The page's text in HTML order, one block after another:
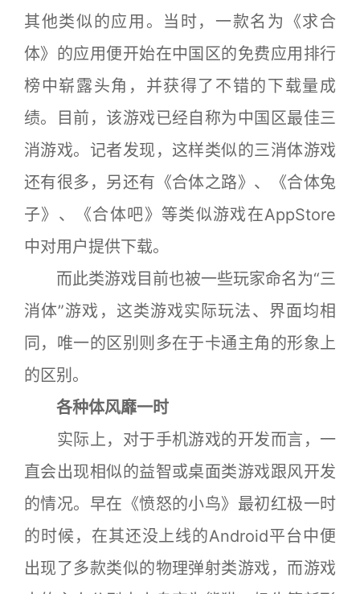
其他类似的应用。当时，一款名为《求合
体》的应用便开始在中国区的免费应用排行
榜中崭露头角，并获得了不错的下载量成
绩。目前，该游戏已经自称为中国区最佳三
消游戏。记者发现，这样类似的三消体游戏
还有很多，另还有《合体之路》、《合体兔
子》、《合体吧》等类似游戏在AppStore
中对用户提供下载。
而此类游戏目前也被一些玩家命名为“三
消体”游戏，这类游戏实际玩法、界面均相
同，唯一的区别则多在于卡通主角的形象上
的区别。
各种体风靡一时
实际上，对于手机游戏的开发而言，一
直会出现相似的益智或桌面类游戏跟风开发
的情况。早在《愤怒的小鸟》最初红极一时
的时候，在其还没上线的Android平台中便
出现了多款类似的物理弹射类游戏，而游戏